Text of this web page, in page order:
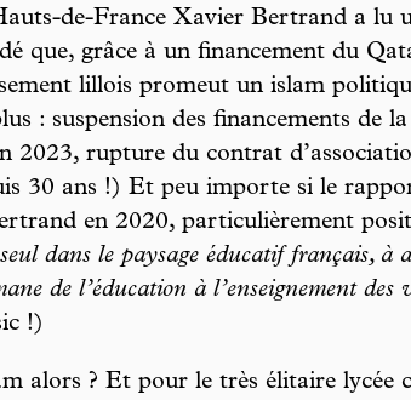
de-France Xavier Bertrand a lu
que, grâce à un financement du
lillois promeut un islam
: suspension des financements de
2023, rupture du contrat
30 ans !) Et peu importe si le
en 2020, particulièrement
dans le paysage éducatif français, à
de l’éducation à l’enseignement des
!)
alors ? Et pour le très élitaire lycée